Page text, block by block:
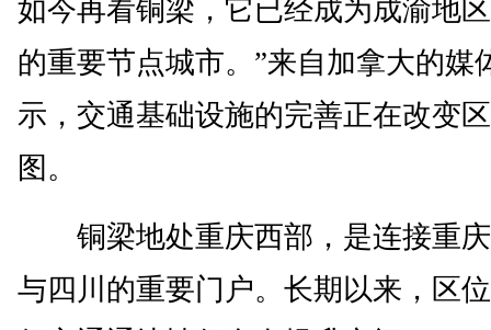
如今再看铜梁，它已经成为成渝地
的重要节点城市。”来自加拿大的媒
示，交通基础设施的完善正在改变
图。
铜梁地处重庆西部，是连接重庆
与四川的重要门户。长期以来，区